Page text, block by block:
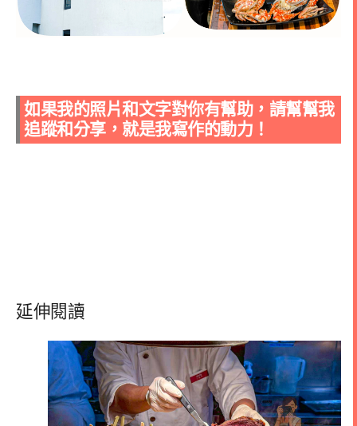
如果我的照片和文字對你有幫助，請幫幫我
追蹤和分享，就是我寫作的動力！
延伸閱讀